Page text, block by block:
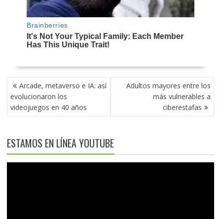
NAVEGACIÓN
DE
ENTRADAS
Arcade, metaverso e IA: así
evolucionaron los
videojuegos en 40 años
Adultos mayores entre los
más vulnerables a
ciberestafas
ESTAMOS EN LÍNEA YOUTUBE